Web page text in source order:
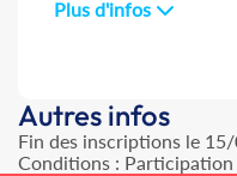
Plus d'infos
Autres infos
Fin des inscriptions le
Conditions : Participation